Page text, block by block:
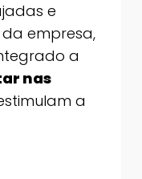
e
empresa,
a
nas
a